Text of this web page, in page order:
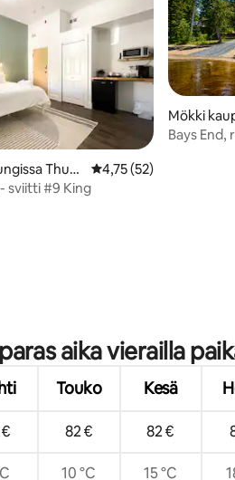
arvostelua
Thun
Keskimääräinen arvio
4,75 (52)
sviitti #9 King
Mökki
Bays End,
aika vierailla
Touko Kesä
82 € 82 €
10 °C 15 °C